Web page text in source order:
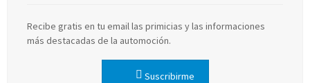
Recibe gratis en tu email las primicias y las informaciones
más destacadas de la automoción.
Suscribirme